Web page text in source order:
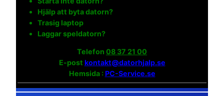
Hjälp att byta datorn?
Trasig laptop
Laggar speldatorn?
Telefon 08 37 21 00
E-post kontakt@datorhjalp.se
Hemsida :PC-Service.se